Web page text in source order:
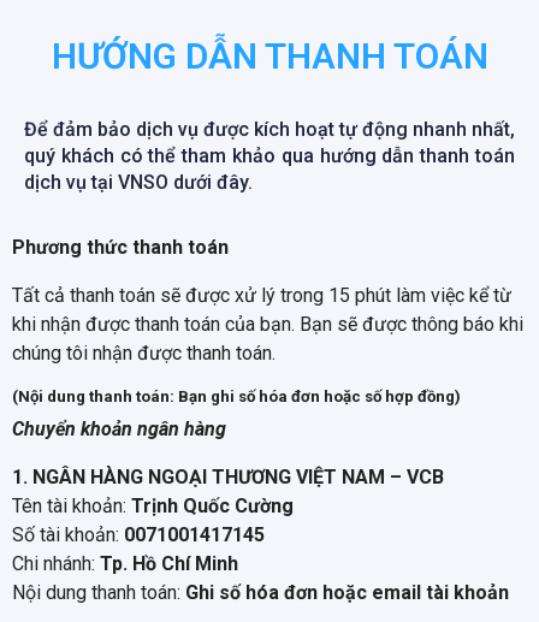
HƯỚNG DẪN THANH TOÁN
Để đảm bảo dịch vụ được kích hoạt tự động nhanh nhất,
quý khách có thể tham khảo qua hướng dẫn thanh toán
dịch vụ tại VNSO dưới đây.
Phương thức thanh toán
Tất cả thanh toán sẽ được xử lý trong 15 phút làm việc kể từ
khi nhận được thanh toán của bạn. Bạn sẽ được thông báo khi
chúng tôi nhận được thanh toán.
(Nội dung thanh toán: Bạn ghi số hóa đơn hoặc số hợp đồng)
Chuyển khoản ngân hàng
1. NGÂN HÀNG NGOẠI THƯƠNG VIỆT NAM – VCB
Tên tài khoản: Trịnh Quốc Cường
Số tài khoản: 0071001417145
Chi nhánh: Tp. Hồ Chí Minh
Nội dung thanh toán: Ghi số hóa đơn hoặc email tài khoản